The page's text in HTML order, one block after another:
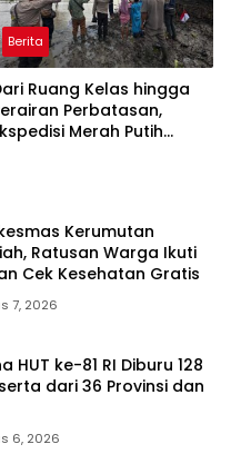
Berita
Ruang Kelas hingga
Perbatasan,
Merah Putih
Kerumutan
Ratusan Warga Ikuti
Cek Kesehatan Gratis
7, 2026
HUT ke-81 RI Diburu 128
dari 36 Provinsi dan
6, 2026